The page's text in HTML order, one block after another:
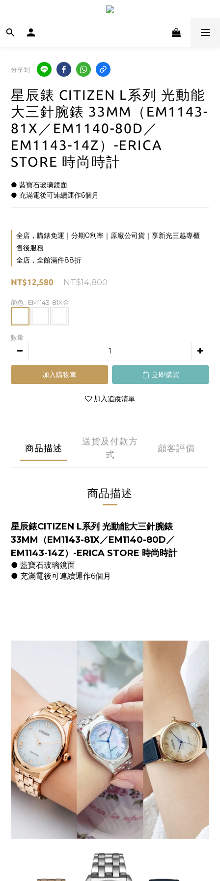
分享到
星辰錶 CITIZEN L系列 光動能
大三針腕錶 33MM（EM1143-
81X／EM1140-80D／
EM1143-14Z）-ERICA
STORE 時尚時計
● 藍寶石玻璃鏡面
● 充滿電後可連續運作6個月
全店，購錶免運｜分期0利率｜原廠公司貨｜享新光三越專櫃
售後服務
全店，全館滿件88折
NT$14,800
NT$12,580
顏色 : EM1143-81X金
數量
加入購物車 立即購買
加入追蹤清單
商品描述
送貨及付款方
式
顧客評價
商品描述
星辰錶CITIZEN L系列 光動能大三針腕錶
33MM（EM1143-81X／EM1140-80D／
EM1143-14Z）-ERICA STORE 時尚時計
● 藍寶石玻璃鏡面
● 充滿電後可連續運作6個月